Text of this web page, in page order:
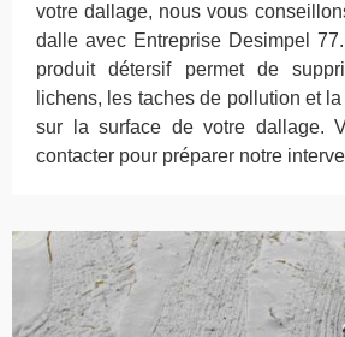
votre dallage, nous vous
dalle avec Entreprise Desimpel
produit détersif permet de
lichens, les taches de pollution et
sur la surface de votre dallage.
contacter pour préparer notre